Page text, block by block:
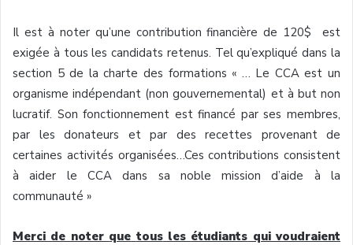
Il est à noter qu’une contributionfinancière de 120$est
exigée à tous lescandidats retenus. Telqu’expliqué dans la
section 5 de lacharte des formations « … Le CCA est un
organisme indépendant (nongouvernemental) et à but non
lucratif. Sonfonctionnement est financé parses membres,
par les donateurs et par des recettes provenantde
certaines activités organisées…Ces contributions consistent
à
aider le CCA dans sa noble missiond’aide à la
communauté »
Merci de noter que tousles étudiants qui voudraient